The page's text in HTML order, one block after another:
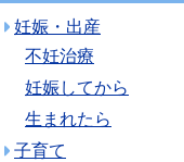
妊娠・出産
不妊治療
妊娠してから
生まれたら
子育て